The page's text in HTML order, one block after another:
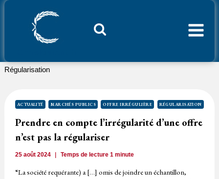
Aller
Régularisation
ACTUALITÉ MARCHÉS PUBLICS OFFRE IRRÉGULIÈRE RÉGULARISATION
Prendre en compte l’irrégularité d’une offre
n’est pas la régulariser
25 août 2024 Temps de lecture1 minute
“La société requérante) a […] omis de joindre un échantillon,